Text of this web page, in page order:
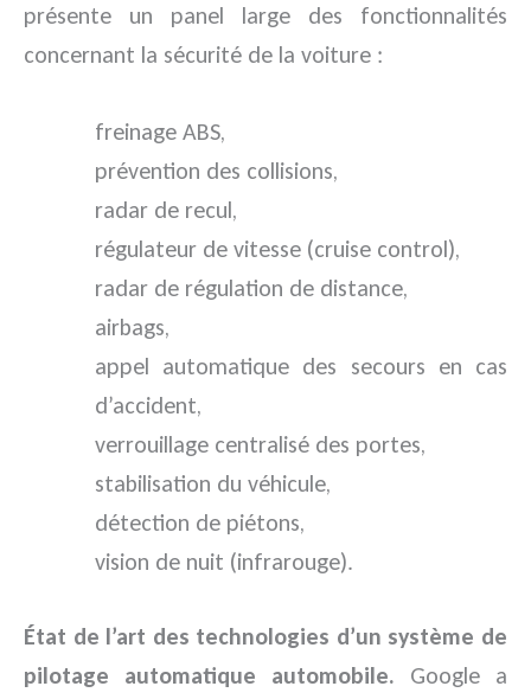
présente un panel large des fonctionnalités
concernant la sécurité de la voiture :
freinage ABS,
prévention des collisions,
radar de recul,
régulateur de vitesse (cruise control),
radar de régulation de distance,
airbags,
appel automatique des secours en cas
d’accident,
verrouillage centralisé des portes,
stabilisation du véhicule,
détection de piétons,
vision de nuit (infrarouge).
État de l’art des technologies d’un système de
pilotage automatique automobile. Google a